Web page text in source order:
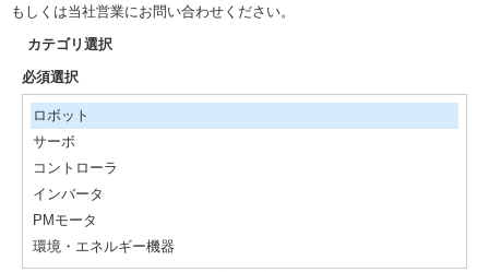
もしくは当社営業にお問い合わせください。
カテゴリ選択
必須選択
ロボット
サーボ
コントローラ
インバータ
PMモータ
環境・エネルギー機器